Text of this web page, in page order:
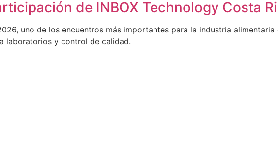
de INBOX Technology Costa
uno de los encuentros más importantes para la industria alimentaria
laboratorios y control de calidad.